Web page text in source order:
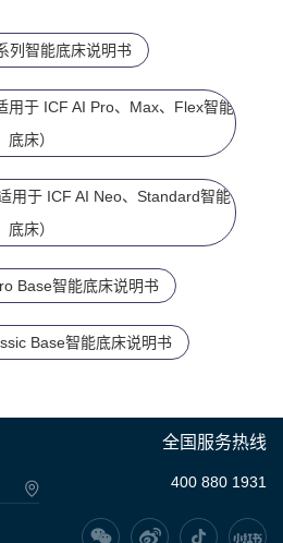
列智能底床说明书
用于 ICF AI Pro、Max、Flex智能
底床）
用于 ICF AI Neo、Standard智能
底床）
Base智能底床说明书
Base智能底床说明书
全国服务热线
400 880 1931